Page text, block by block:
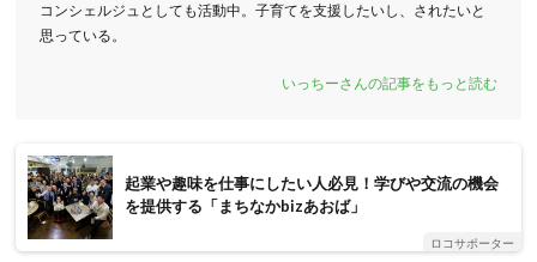
コンシェルジュとしても活動中。子育てを支援したいし、されたいと
思っている。
いっちーさんの記事をもっと読む
起業や趣味を仕事にしたい人必見！学びや交流の機会
を提供する「まちなかbizあおば」
ロコサポーター